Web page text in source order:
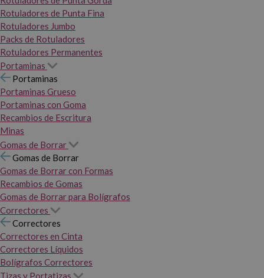
Rotuladores de Punta Fina
Rotuladores Jumbo
Packs de Rotuladores
Rotuladores Permanentes
Portaminas
Portaminas
Portaminas Grueso
Portaminas con Goma
Recambios de Escritura
Minas
Gomas de Borrar
Gomas de Borrar
Gomas de Borrar con Formas
Recambios de Gomas
Gomas de Borrar para Bolígrafos
Correctores
Correctores
Correctores en Cinta
Correctores Líquidos
Bolígrafos Correctores
Tizas y Portatizas